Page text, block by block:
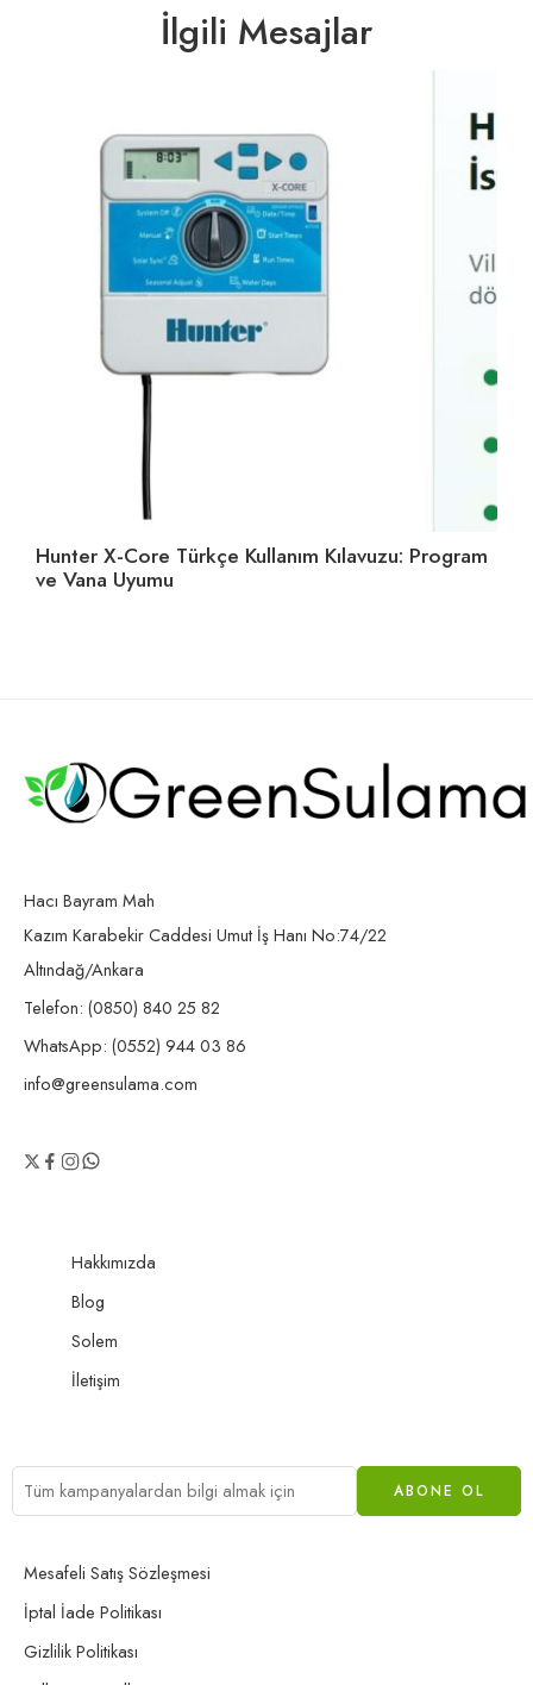
İlgili Mesajlar
Hunter X-Core Türkçe Kullanım Kılavuzu: Program
ve Vana Uyumu
Hacı Bayram Mah
Kazım Karabekir Caddesi Umut İş Hanı No:74/22
Altındağ/Ankara
Telefon: (0850) 840 25 82
WhatsApp: (0552) 944 03 86
info@greensulama.com
Hakkımızda
Blog
Solem
İletişim
Mesafeli Satış Sözleşmesi
İptal İade Politikası
Gizlilik Politikası